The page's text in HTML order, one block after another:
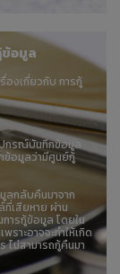
อมูล
องเกี่ยวกับ การกู้
กรณ์บันทึกข้อมูล
ข้อมูลว่ามีศูนย์กู้
ลกลับคืนมาจาก
เสียหาย ผ่าน
ารกู้ข้อมูล โดยใน
ราะอาจจะทำให้เกิด
ไม่สามารถกู้คืนมา